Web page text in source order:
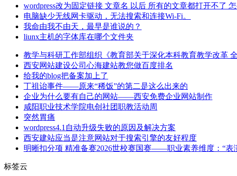
wordpress改为固定链接 文章名 以后 所有的文章都打开不了
电脑缺少无线网卡驱动，无法搜索和连接Wi-Fi。
我命由我不由天，最早是谁说的？
liunx主机的字体库在哪个文件夹
教学与科研工作部组织《教育部关于深化本科教育教学改革
西安网站建设公司心海建站教您做百度排名
给我的blog把备案加上了
丁祖诒事件——原来“稀饭”的第二是这么出来的
企业为什么要有自己的网站——西安免费企业网站制作
咸阳职业技术学院电创社团职教活动周
突然胃痛
wordpress4.1自动升级失败的原因及解决方案
西安建站应当是注意网站对于搜索引擎的友好程度
明晰扣分项 精准备赛2026世校赛国赛——职业素养维度：“表
标签云